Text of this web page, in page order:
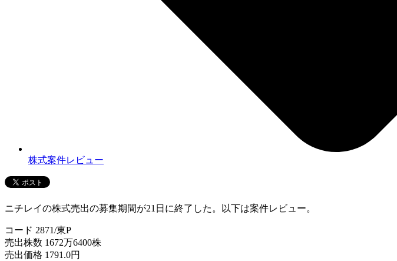
株式案件レビュー
ニチレイの株式売出の募集期間が21日に終了した。以下は案件レビュー。
コード 2871/東P
売出株数 1672万6400株
売出価格 1791.0円